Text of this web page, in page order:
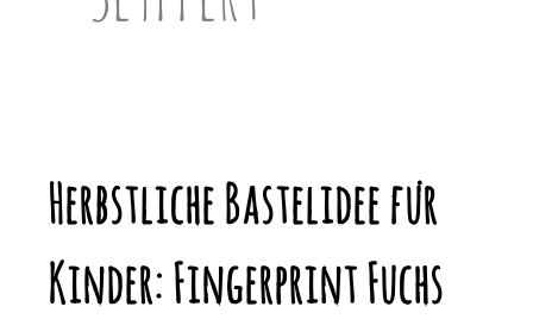
Herbstliche Bastelidee für
Kinder: Fingerprint Fuchs